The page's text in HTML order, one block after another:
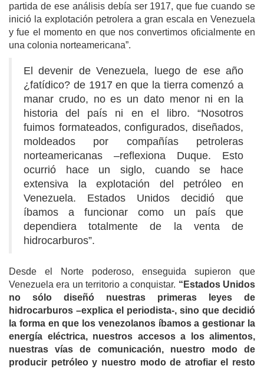
partida de ese análisis debía ser 1917, que fue cuando se
inició la explotación petrolera a gran escala en Venezuela
y fue el momento en que nos convertimos oficialmente en
una colonia norteamericana”.
El devenir de Venezuela, luego de ese año
¿fatídico? de 1917 en que la tierra comenzó a
manar crudo, no es un dato menor ni en la
historia del país ni en el libro. “Nosotros
fuimos formateados, configurados, diseñados,
moldeados por compañías petroleras
norteamericanas –reflexiona Duque. Esto
ocurrió hace un siglo, cuando se hace
extensiva la explotación del petróleo en
Venezuela. Estados Unidos decidió que
íbamos a funcionar como un país que
dependiera totalmente de la venta de
hidrocarburos”.
Desde el Norte poderoso, enseguida supieron que
Venezuela era un territorio a conquistar. “Estados Unidos
no sólo diseñó nuestras primeras leyes de
hidrocarburos –explica el periodista-, sino que decidió
la forma en que los venezolanos íbamos a gestionar la
energía eléctrica, nuestros accesos a los alimentos,
nuestras vías de comunicación, nuestro modo de
producir petróleo y nuestro modo de atrofiar el resto